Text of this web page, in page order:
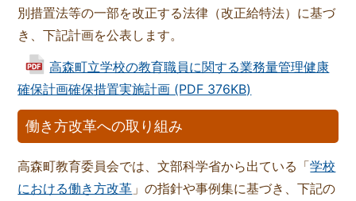
別措置法等の一部を改正する法律（改正給特法）に基づ
き、下記計画を公表します。
高森町立学校の教育職員に関する業務量管理健康
確保計画確保措置実施計画 (PDF 376KB)
働き方改革への取り組み
高森町教育委員会では、文部科学省から出ている「学校
における働き方改革 」の指針や事例集に基づき、下記の